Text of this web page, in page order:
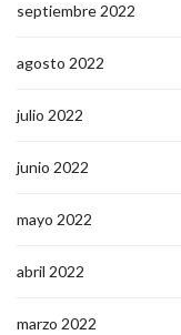
septiembre 2022
agosto 2022
julio 2022
junio 2022
mayo 2022
abril 2022
marzo 2022